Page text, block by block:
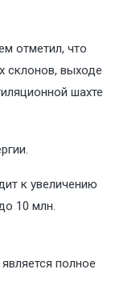
отметил, что
склонов, выходе
шахте
к увеличению
10 млн.
полное